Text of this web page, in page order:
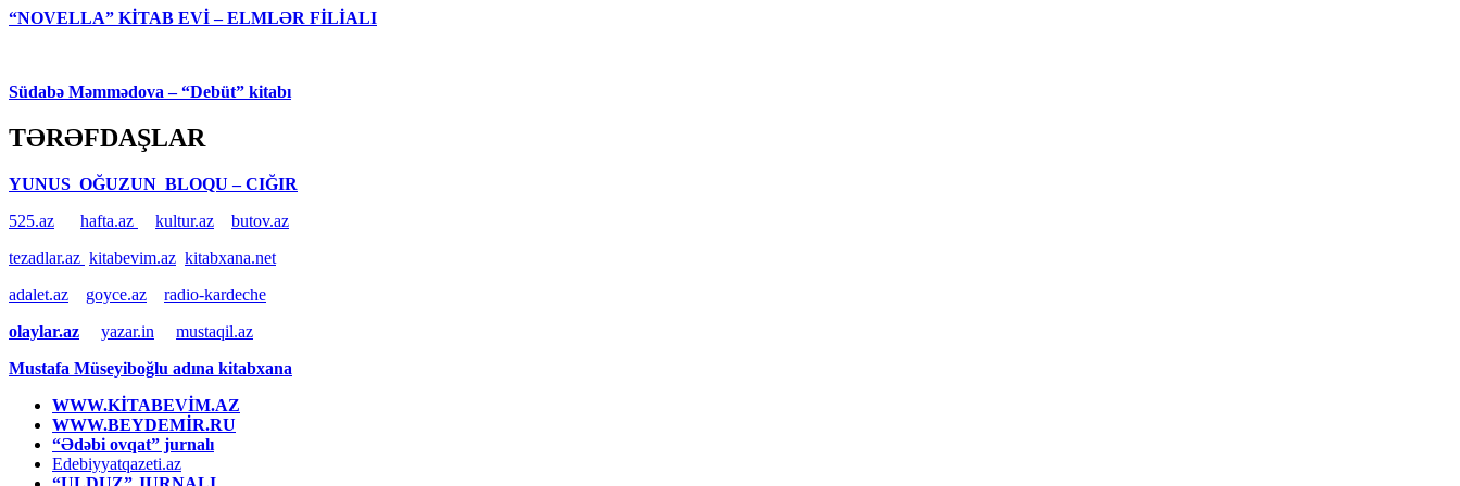
“NOVELLA” KİTAB EVİ – ELMLƏR FİLİALI
Südabə Məmmədova – “Debüt” kitabı
TƏRƏFDAŞLAR
YUNUS OĞUZUN BLOQU – CIĞIR
525.az
hafta.az kultur.az
butov.az
tezadlar.az kitabevim.az kitabxana.net
adalet.az
goyce.az
radio-kardeche
olaylar.az
yazar.in
mustaqil.az
Mustafa Müseyiboğlu adına kitabxana
WWW.KİTABEVİM.AZ
WWW.BEYDEMİR.RU
“Ədəbi ovqat” jurnalı
Edebiyyatqazeti.az